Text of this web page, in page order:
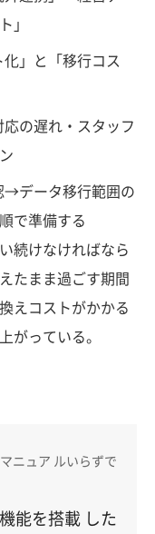
」
」と「移行コス
の遅れ・スタッフ
→データ移行範囲の
で準備する
続けなければなら
たまま過ごす期間
えコストがかかる
がっている。
ニュア ルいらずで
能を搭載 した